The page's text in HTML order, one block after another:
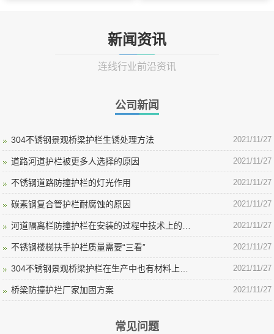
新闻资讯
连线行业前沿资讯
公司新闻
304不锈钢景观桥梁护栏生锈处理方法 2021/11/27
道路河道护栏被更多人选择的原因 2021/11/27
不锈钢道路防撞护栏的灯光作用 2021/11/27
碳素钢复合管护栏耐腐蚀的原因 2021/11/27
2021/11/27
不锈钢楼梯扶手护栏质量需要“三看” 2021/11/27
2021/11/27
桥梁防撞护栏厂家加固方案 2021/11/27
常见问题